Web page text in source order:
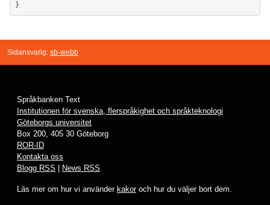
Sidansvarig: sb-webb
Språkbanken Text
Institutionen för svenska, flerspråkighet och språkteknologi
Göteborgs universitet
Box 200, 405 30 Göteborg
ROR-ID
Kontakta oss
Blogg RSS
News RSS
Läs mer om hur vi använder kakoroch hur du väljer bort dem.